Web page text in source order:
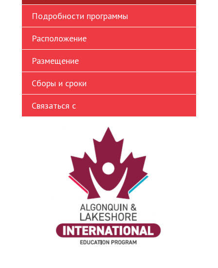
Подробности программы
Расположение
Размещение
Сборы и сроки
Связаться с